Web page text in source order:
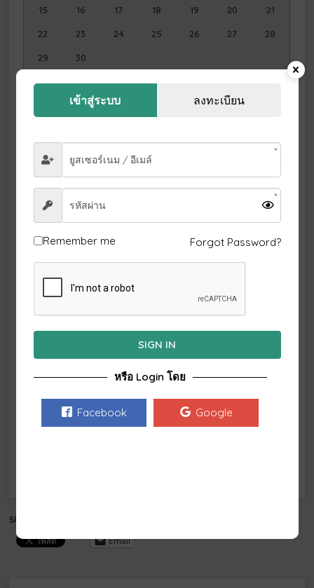
15 16 17 18 19 20 21
22 23 24 25 26 27 28
29 30
6 7 8 9 10 11 12
13 19
20 21 22 23 24 25 26
27 28 29 31
มกราคม
อา. จ. อ. พ. พฤ. ศ.
3 4 5 6 7 8 9
13
18 19 21 22
Share this:
Email
เข้าสู่ระบบ ลงทะเบียน
Remember me Forgot Password?
SIGN IN
หรือ Login โดย
Facebook Google